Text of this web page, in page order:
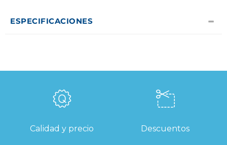
ESPECIFICACIONES
Calidad y precio Descuentos